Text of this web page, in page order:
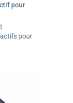
pour
pour